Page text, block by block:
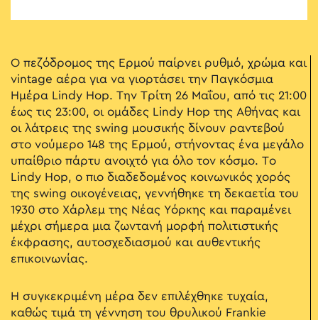
O πεζόδρομος της Ερμού παίρνει ρυθμό, χρώμα και
vintage αέρα για να γιορτάσει την Παγκόσμια
Ημέρα Lindy Hop. Την Τρίτη 26 Μαΐου, από τις 21:00
έως τις 23:00, οι ομάδες Lindy Hop της Αθήνας και
οι λάτρεις της swing μουσικής δίνουν ραντεβού
στο νούμερο 148 της Ερμού, στήνοντας ένα μεγάλο
υπαίθριο πάρτυ ανοιχτό για όλο τον κόσμο. Το
Lindy Hop, ο πιο διαδεδομένος κοινωνικός χορός
της swing οικογένειας, γεννήθηκε τη δεκαετία του
1930 στο Χάρλεμ της Νέας Υόρκης και παραμένει
μέχρι σήμερα μια ζωντανή μορφή πολιτιστικής
έκφρασης, αυτοσχεδιασμού και αυθεντικής
επικοινωνίας.
Η συγκεκριμένη μέρα δεν επιλέχθηκε τυχαία,
καθώς τιμά τη γέννηση του θρυλικού Frankie